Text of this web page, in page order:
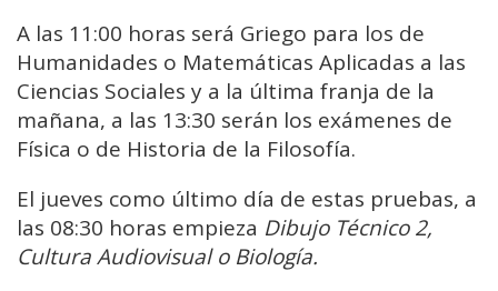
A las 11:00 horas será Griego para los de
Humanidades o Matemáticas Aplicadas a las
Ciencias Sociales y a la última franja de la
mañana, a las 13:30 serán los exámenes de
Física o de Historia de la Filosofía.
El jueves como último día de estas pruebas, a
las 08:30 horas empieza Dibujo Técnico 2,
Cultura Audiovisual o Biología.